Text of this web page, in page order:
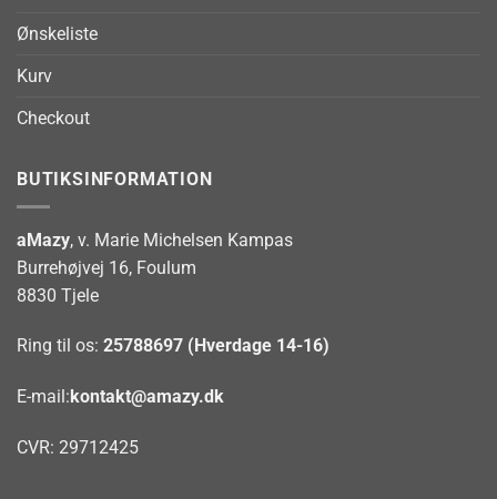
Ønskeliste
Kurv
Checkout
BUTIKSINFORMATION
aMazy, v. Marie Michelsen Kampas
Burrehøjvej 16, Foulum
8830 Tjele
Ring til os: 25788697 (Hverdage 14-16)
E-mail: kontakt@amazy.dk
CVR: 29712425